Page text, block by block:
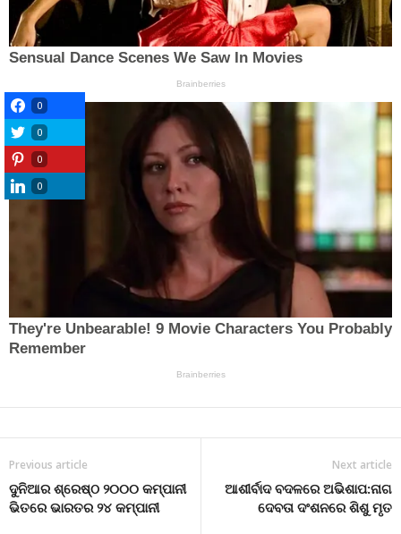
Previous article
ଦୁନିଆର ଶ୍ରେଷ୍ଠ ୨୦୦୦ କମ୍ପାନୀ
ଭିତରେ ଭାରତର ୨୪ କମ୍ପାନୀ
Next article
ଆଶୀର୍ବାଦ ବଦଳରେ ଅଭିଶାପ:ନାଗ
ଦେବତା ଦଂଶନରେ ଶିଶୁ ମୃତ
0
0
0
0